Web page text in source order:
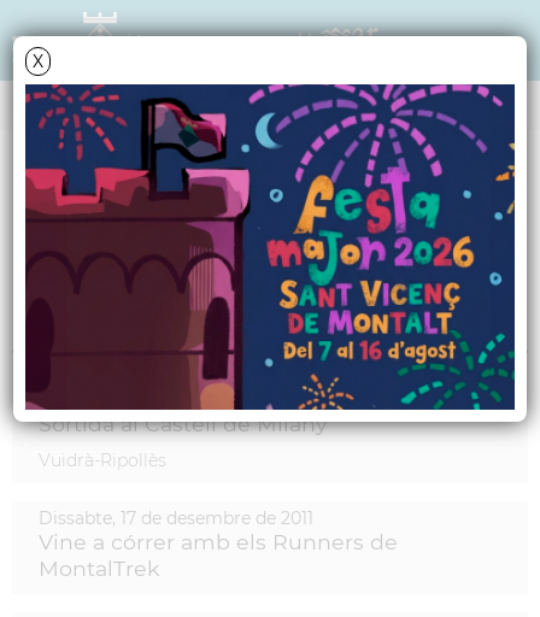
X
MARCS
Sortim d'excursió
Informació relacionada
Diumenge, desembre 2011
Sortida al Castell de Milany
Vuidrà-Ripollès
Dissabte, 17 de desembre de 2011
Vine a córrer amb els Runners de
MontalTrek